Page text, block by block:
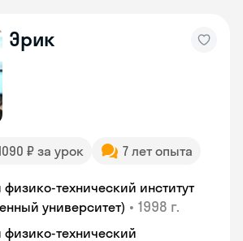
Эрик
₽ за урок 7 лет опыта
технический институт
университет) • 1998 г.
технический